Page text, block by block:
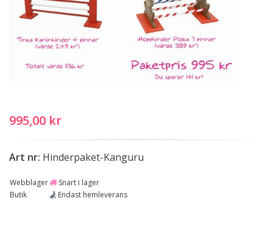
995,00 kr
Art nr: Hinderpaket-Kanguru
Webblager
Snart i lager
Butik
Endast hemleverans